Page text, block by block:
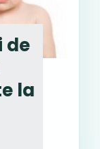
de
la